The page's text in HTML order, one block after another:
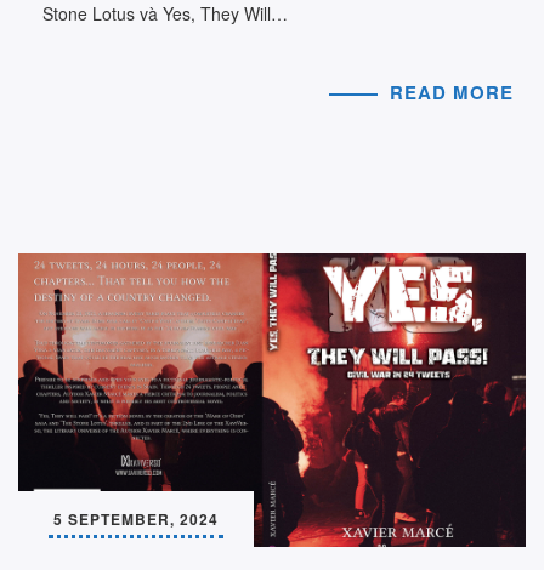
Stone Lotus và Yes, They Will…
READ MORE
5 SEPTEMBER, 2024